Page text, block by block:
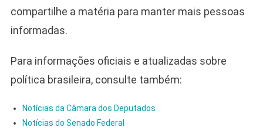
compartilhe a matéria para manter mais pessoas
informadas.
Para informações oficiais e atualizadas sobre
política brasileira, consulte também:
Notícias da Câmara dos Deputados
Notícias do Senado Federal